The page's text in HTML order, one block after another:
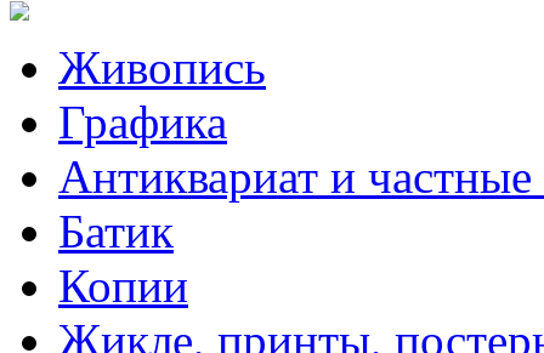
Живопись
Графика
Антиквариат и
Батик
Копии
Жикле, принты,